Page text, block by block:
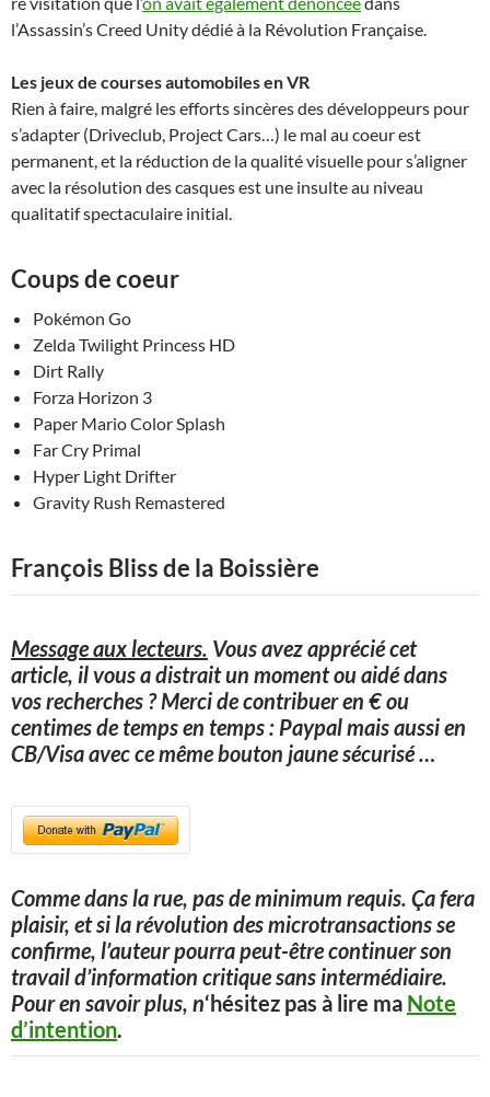
l’Assassin’s Creed Unity dédié à la Révolution Française.
Les jeux de courses automobiles en VR
Rien à faire, malgré les efforts sincères des développeurs pour
s’adapter (Driveclub, Project Cars…) le mal au coeur est
permanent, et la réduction de la qualité visuelle pour s’aligner
avec la résolution des casques est une insulte au niveau
qualitatif spectaculaire initial.
Coups de coeur
Pokémon Go
Zelda Twilight Princess HD
Dirt Rally
Forza Horizon 3
Paper Mario Color Splash
Far Cry Primal
Hyper Light Drifter
Gravity Rush Remastered
François Bliss de la Boissière
Message aux lecteurs. Vous avez apprécié cet
article, il vous a distrait un moment ou aidé dans
vos recherches ? Merci de contribuer en € ou
centimes de temps en temps : Paypal mais aussi en
CB/Visa avec ce même bouton jaune sécurisé…
Comme dans la rue, pas de minimum requis. Ça fera
plaisir, et si la révolution des microtransactions se
confirme, l’auteur pourra peut-être continuer son
travail d’information critique sans intermédiaire.
Pour en savoir plus, n‘hésitez pas à lire ma Note
d’intention.